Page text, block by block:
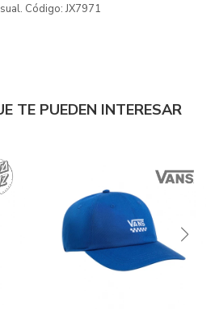
Código: JX7971
TE PUEDEN INTERESAR